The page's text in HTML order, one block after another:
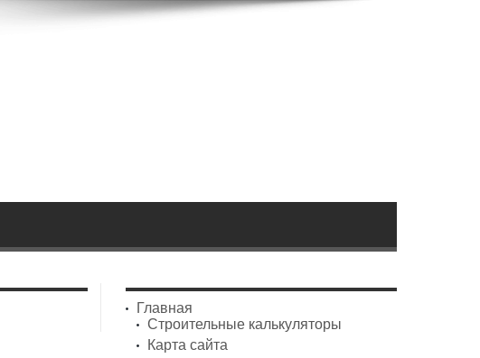
Главная
Строительные калькуляторы
Карта сайта